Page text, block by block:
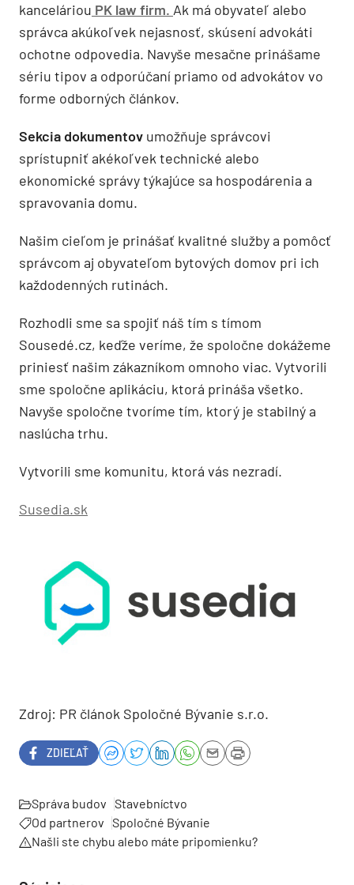
kanceláriou PK law firm. Ak má obyvateľ alebo
správca akúkoľvek nejasnosť, skúsení advokáti
ochotne odpovedia. Navyše mesačne prinášame
sériu tipov a odporúčaní priamo od advokátov vo
forme odborných článkov.
Sekcia dokumentov umožňuje správcovi
sprístupniť akékoľvek technické alebo
ekonomické správy týkajúce sa hospodárenia a
spravovania domu.
Našim cieľom je prinášať kvalitné služby a pomôcť
správcom aj obyvateľom bytových domov pri ich
každodenných rutinách.
Rozhodli sme sa spojiť náš tím s tímom
Sousedé.cz, keďže veríme, že spoločne dokážeme
priniesť našim zákazníkom omnoho viac. Vytvorili
sme spoločne aplikáciu, ktorá prináša všetko.
Navyše spoločne tvoríme tím, ktorý je stabilný a
naslúcha trhu.
Vytvorili sme komunitu, ktorá vás nezradí.
Susedia.sk
Zdroj: PR článok Spoločné Bývanie s.r.o.
ZDIEĽAŤ
Správa budov Stavebníctvo
Od partnerov Spoločné Bývanie
Našli ste chybu alebo máte pripomienku?